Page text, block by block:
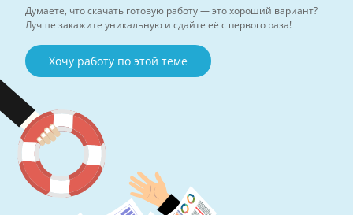
Думаете, что скачать готовую работу — это хороший вариант?
Лучше закажите уникальную и сдайте её с первого раза!
Хочу работу по этой теме